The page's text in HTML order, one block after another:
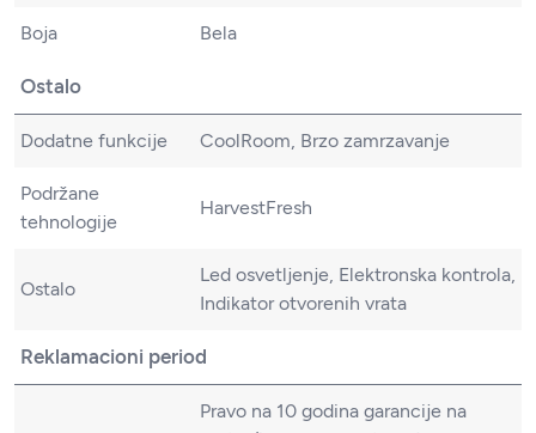
Boja Bela
Ostalo
Dodatne funkcije CoolRoom, Brzo zamrzavanje
Podržane
tehnologije
HarvestFresh
Ostalo
Led osvetljenje, Elektronska kontrola,
Indikator otvorenih vrata
Reklamacioni period
Pravo na 10 godina garancije na